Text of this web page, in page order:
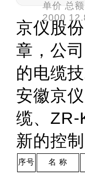
单价 总
2000
京仪股
章，公
的电缆
安徽京
缆、ZR-
新的控
序号 名 称